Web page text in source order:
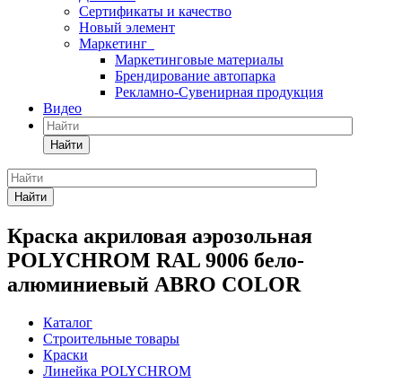
Сертификаты и качество
Новый элемент
Маркетинг
Маркетинговые материалы
Брендирование автопарка
Рекламно-Сувенирная продукция
Видео
Найти
Найти
Краска акриловая аэрозольная
POLYCHROM RAL 9006 бело-
алюминиевый ABRO COLOR
Каталог
Строительные товары
Краски
Линейка POLYCHROM